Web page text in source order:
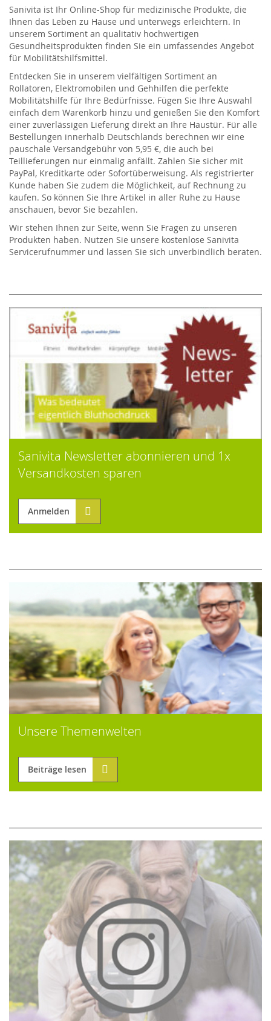
Sanivita Newsletter abonnieren und 1x
Versandkosten sparen
Anmelden
Unsere Themenwelten
Beiträge lesen
Sanivita ist Ihr Online-Shop für medizinische Produkte, die
Ihnen das Leben zu Hause und unterwegs erleichtern. In
unserem Sortiment an qualitativ hochwertigen
Gesundheitsprodukten finden Sie ein umfassendes Angebot
für Mobilitätshilfsmittel.
Entdecken Sie in unserem vielfältigen Sortiment an
Rollatoren, Elektromobilen und Gehhilfen die perfekte
Mobilitätshilfe für Ihre Bedürfnisse. Fügen Sie Ihre Auswahl
einfach dem Warenkorb hinzu und genießen Sie den Komfort
einer zuverlässigen Lieferung direkt an Ihre Haustür. Für alle
Bestellungen innerhalb Deutschlands berechnen wir eine
pauschale Versandgebühr von 5,95 €, die auch bei
Teillieferungen nur einmalig anfällt. Zahlen Sie sicher mit
PayPal, Kreditkarte oder Sofortüberweisung. Als registrierter
Kunde haben Sie zudem die Möglichkeit, auf Rechnung zu
kaufen. So können Sie Ihre Artikel in aller Ruhe zu Hause
anschauen, bevor Sie bezahlen.
Wir stehen Ihnen zur Seite, wenn Sie Fragen zu unseren
Produkten haben. Nutzen Sie unsere kostenlose Sanivita
Servicerufnummer und lassen Sie sich unverbindlich beraten.